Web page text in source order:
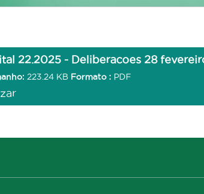
22.2025 - Deliberacoes 28
223.24 KB Formato : PDF